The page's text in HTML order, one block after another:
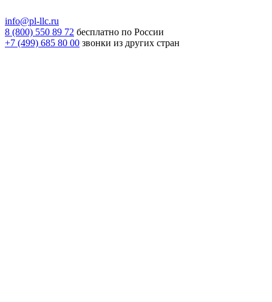
info@pl-llc.ru
8 (800) 550 89 72 бесплатно по России
+7 (499) 685 80 00 звонки из других стран